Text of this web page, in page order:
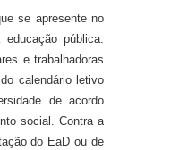
se apresente no
pública.
e trabalhadoras
calendário letivo
de acordo
social. Contra a
do EaD ou de